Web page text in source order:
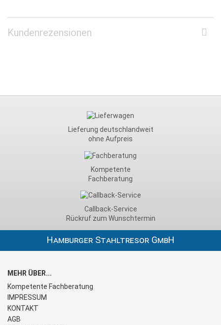
Kundenrezensionen
Lieferung deutschlandweit
ohne Aufpreis
Kompetente
Fachberatung
Callback-Service
Rückruf zum Wunschtermin
Hamburger Stahltresor GmbH
MEHR ÜBER...
Kompetente Fachberatung
IMPRESSUM
KONTAKT
AGB